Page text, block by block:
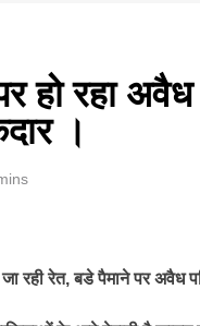
हो रहा
।
रही रेत, बडे पैमाने पर अवैध